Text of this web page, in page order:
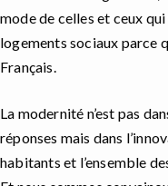
mode de celles et ceux
logements sociaux parce
Français.
La modernité n’est pas
réponses mais dans
habitants et l’ensemble